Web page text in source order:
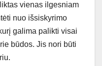
vienas ilgesniam
nuo išsiskyrimo
galima palikti visai
būdos. Jis nori būti